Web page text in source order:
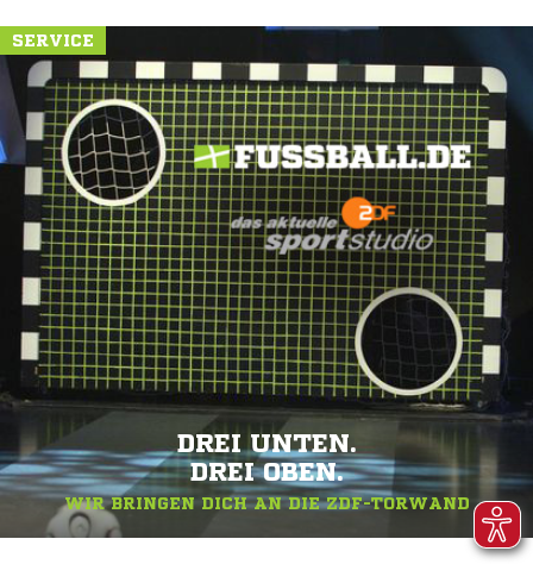
SERVICE
DREI UNTEN.
DREI OBEN.
WIR BRINGEN DICH AN DIE ZDF-TORWAND